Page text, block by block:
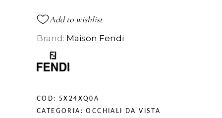
Add to wishlist
Brand: Maison Fendi
COD: 5X24XQ0A
CATEGORIA:OCCHIALI DA VISTA